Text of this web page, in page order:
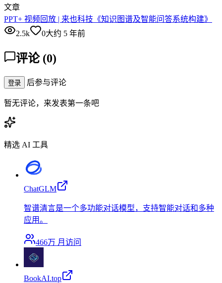
文章
PPT+ 视频回放 | 来也科技《知识图谱及智能问答系统构建》
2.5k
0大约 5 年前
评论 (0)
登录 后参与评论
暂无评论，来发表第一条吧
精选 AI 工具
ChatGLM
智谱清言是一个多功能对话模型，支持智能对话和多种
应用。
466万 月访问
BookAI.top